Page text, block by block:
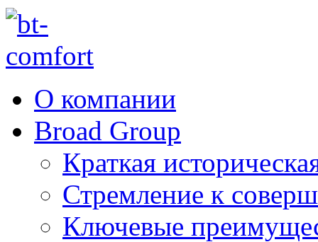
О компании
Broad Group
Краткая
Стремление к
Ключевые